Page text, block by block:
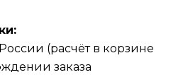
(расчёт в корзине
заказа